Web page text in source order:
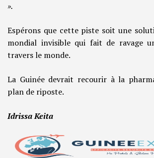
».
Espérons que cette piste soit une
mondial invisible qui fait de ravage
travers le monde.
La Guinée devrait recourir à la
plan de riposte.
Idrissa Keita